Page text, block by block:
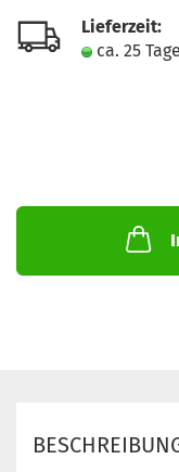
Lieferzeit:
ca. 25 Tage